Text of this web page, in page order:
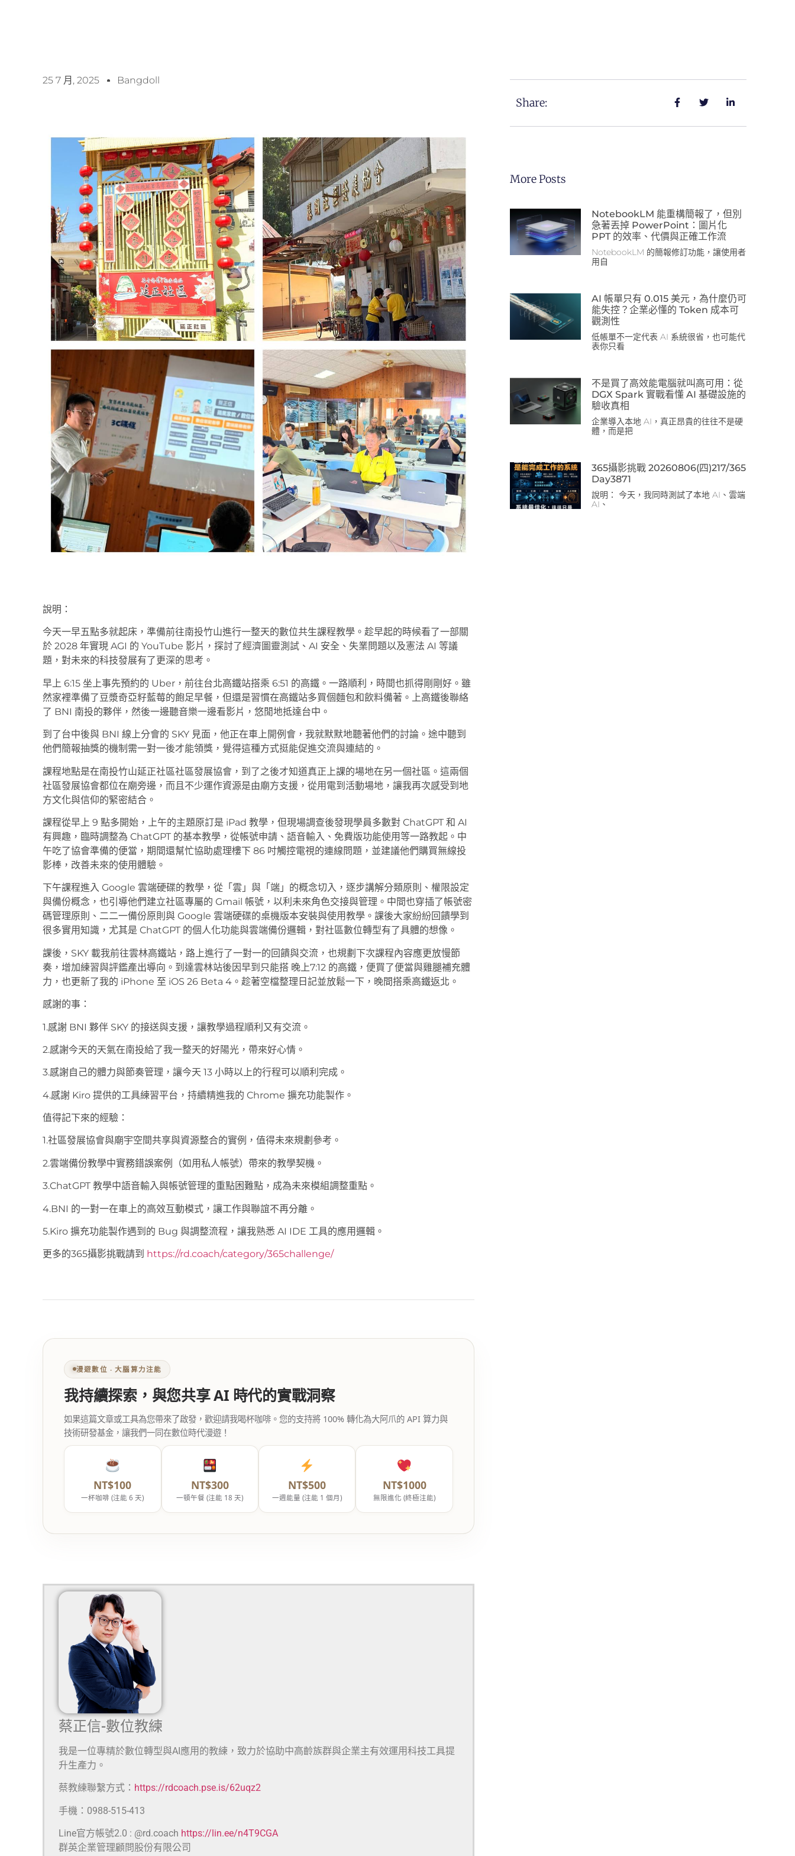
25 7 月, 2025 Bangdoll
說明：
今天一早五點多就起床，準備前往南投竹山進行一整天的數位共生課程教學。趁早起的時候看了一部關
於 2028 年實現 AGI 的 YouTube 影片，探討了經濟圖靈測試、AI 安全、失業問題以及憲法 AI 等議
題，對未來的科技發展有了更深的思考。
早上 6:15 坐上事先預約的 Uber，前往台北高鐵站搭乘 6:51 的高鐵。一路順利，時間也抓得剛剛好。雖
然家裡準備了豆漿奇亞籽藍莓的飽足早餐，但還是習慣在高鐵站多買個麵包和飲料備著。上高鐵後聯絡
了 BNI 南投的夥伴，然後一邊聽音樂一邊看影片，悠閒地抵達台中。
到了台中後與 BNI 線上分會的 SKY 見面，他正在車上開例會，我就默默地聽著他們的討論。途中聽到
他們簡報抽獎的機制需一對一後才能領獎，覺得這種方式挺能促進交流與連結的。
課程地點是在南投竹山延正社區社區發展協會，到了之後才知道真正上課的場地在另一個社區。這兩個
社區發展協會都位在廟旁邊，而且不少運作資源是由廟方支援，從用電到活動場地，讓我再次感受到地
方文化與信仰的緊密結合。
課程從早上 9 點多開始，上午的主題原訂是 iPad 教學，但現場調查後發現學員多數對 ChatGPT 和 AI
有興趣，臨時調整為 ChatGPT 的基本教學，從帳號申請、語音輸入、免費版功能使用等一路教起。中
午吃了協會準備的便當，期間還幫忙協助處理樓下 86 吋觸控電視的連線問題，並建議他們購買無線投
影棒，改善未來的使用體驗。
下午課程進入 Google 雲端硬碟的教學，從「雲」與「端」的概念切入，逐步講解分類原則、權限設定
與備份概念，也引導他們建立社區專屬的 Gmail 帳號，以利未來角色交接與管理。中間也穿插了帳號密
碼管理原則、二二一備份原則與 Google 雲端硬碟的桌機版本安裝與使用教學。課後大家紛紛回饋學到
很多實用知識，尤其是 ChatGPT 的個人化功能與雲端備份邏輯，對社區數位轉型有了具體的想像。
課後，SKY 載我前往雲林高鐵站，路上進行了一對一的回饋與交流，也規劃下次課程內容應更放慢節
奏，增加練習與評鑑產出導向。到達雲林站後因早到只能搭 晚上7:12 的高鐵，便買了便當與雞腿補充體
力，也更新了我的 iPhone 至 iOS 26 Beta 4。趁著空檔整理日記並放鬆一下，晚間搭乘高鐵返北。
感謝的事：
1.感謝 BNI 夥伴 SKY 的接送與支援，讓教學過程順利又有交流。
2.感謝今天的天氣在南投給了我一整天的好陽光，帶來好心情。
3.感謝自己的體力與節奏管理，讓今天 13 小時以上的行程可以順利完成。
4.感謝 Kiro 提供的工具練習平台，持續精進我的 Chrome 擴充功能製作。
值得記下來的經驗：
1.社區發展協會與廟宇空間共享與資源整合的實例，值得未來規劃參考。
2.雲端備份教學中實務錯誤案例（如用私人帳號）帶來的教學契機。
3.ChatGPT 教學中語音輸入與帳號管理的重點困難點，成為未來模組調整重點。
4.BNI 的一對一在車上的高效互動模式，讓工作與聯誼不再分離。
5.Kiro 擴充功能製作遇到的 Bug 與調整流程，讓我熟悉 AI IDE 工具的應用邏輯。
更多的365攝影挑戰請到 https://rd.coach/category/365challenge/
漫遊數位 ‧ 大腦算力注能
我持續探索，與您共享 AI 時代的實戰洞察
如果這篇文章或工具為您帶來了啟發，歡迎請我喝杯咖啡。您的支持將 100% 轉化為大阿爪的 API 算力與
技術研發基金，讓我們一同在數位時代漫遊！
NT$100
一杯咖啡 (注能 6 天)
NT$300
一頓午餐 (注能 18 天)
NT$500
一週能量 (注能 1 個月)
NT$1000
無限進化 (終極注能)
蔡正信-數位教練
我是一位專精於數位轉型與AI應用的教練，致力於協助中高齡族群與企業主有效運用科技工具提
升生產力。
蔡教練聯繫方式： https://rdcoach.pse.is/62uqz2
手機：0988-515-413
Line官方帳號2.0 : @rd.coach https://lin.ee/n4T9CGA
群英企業管理顧問股份有限公司
Share:
More Posts
NotebookLM 能重構簡報了，但別
急著丟掉 PowerPoint：圖片化
PPT 的效率、代價與正確工作流
NotebookLM 的簡報修訂功能，讓使用者
用自
AI 帳單只有 0.015 美元，為什麼仍可
能失控？企業必懂的 Token 成本可
觀測性
低帳單不一定代表 AI 系統很省，也可能代
表你只看
不是買了高效能電腦就叫高可用：從
DGX Spark 實戰看懂 AI 基礎設施的
驗收真相
企業導入本地 AI，真正昂貴的往往不是硬
體，而是把
365攝影挑戰 20260806(四)217/365
Day3871
說明： 今天，我同時測試了本地 AI、雲端
AI、